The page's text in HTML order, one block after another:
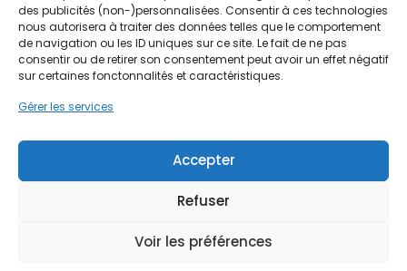
des publicités (non-)personnalisées. Consentir à ces technologies
nous autorisera à traiter des données telles que le comportement
de navigation ou les ID uniques sur ce site. Le fait de ne pas
consentir ou de retirer son consentement peut avoir un effet négatif
sur certaines fonctonnalités et caractéristiques.
Gérer les services
Accepter
Refuser
Voir les préférences
pour enlever la mousse, queltraitement anti-
mousseou quelproduit nettoyantest le plus
adapté. Le prixd’un démoussagevarie selon
m² de toiture, letype de matériauxet l’état des
tuiles.
Sujets complémentaires
Fuite de toiture d’une maison
DEMANDEZ UN DEVIS GRATUIT :
[gravityform id= »19″ title= »false »